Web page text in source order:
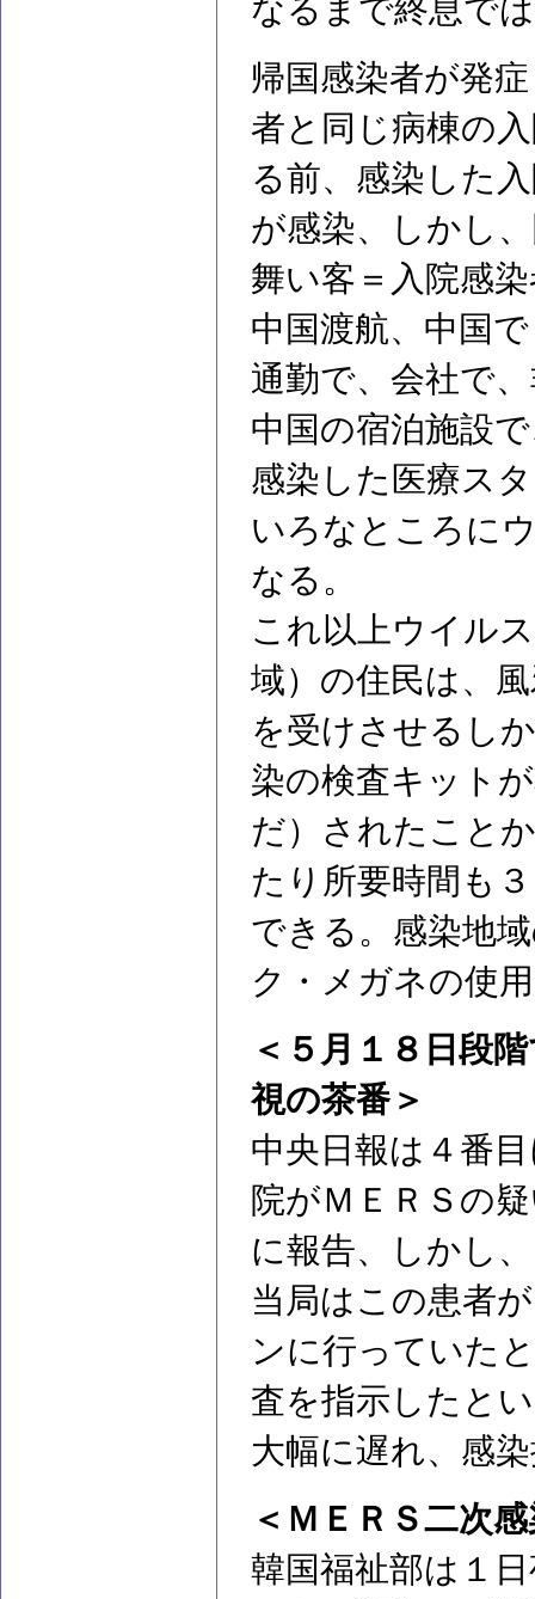
なるまで終息で
帰国感染者が発
者と同じ病棟の
る前、感染した
が感染、しかし
舞い客＝入院感
中国渡航、中国
通勤で、会社で
中国の宿泊施設
感染した医療ス
いろなところに
なる。
これ以上ウイル
域）の住民は、
を受けさせるし
染の検査キット
だ）されたこと
たり所要時間も
できる。感染地
ク・メガネの使
＜５月１８日段
視の茶番＞
中央日報は４番
院がＭＥＲＳの
に報告、しかし
当局はこの患者
ンに行っていた
査を指示したと
大幅に遅れ、感
＜ＭＥＲＳ二次
韓国福祉部は１